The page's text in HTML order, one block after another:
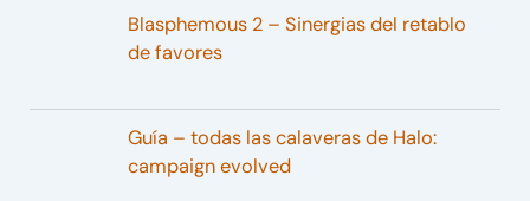
Blasphemous 2 – Sinergias del retablo
de favores
Guía – todas las calaveras de Halo:
campaign evolved